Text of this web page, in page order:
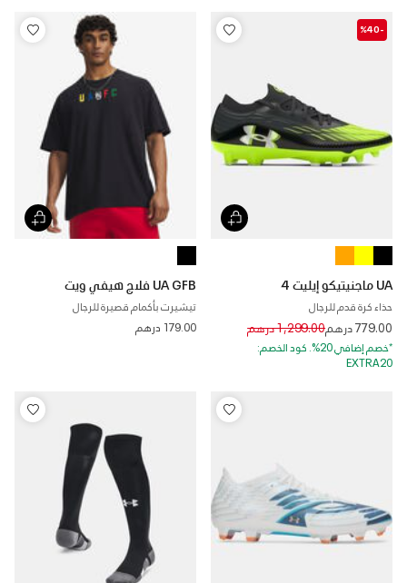
-%40
UA ماجنيتيكو إيليت 4
حذاء كرة قدم للرجال
779.00 درهم Price reduced from
1,299.00 درهم to
*خصم إضافي 20%. كود الخصم:
EXTRA20
UA GFB فلاج هيفي ويت
تيشيرت بأكمام قصيرة للرجال
179.00 درهم